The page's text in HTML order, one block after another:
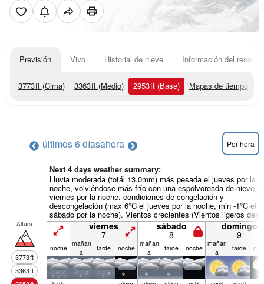
Previsión Vivo Historial de nieve Información del resort
3773ft (Cima) 3363ft (Medio) 2953ft (Base) Mapas de tiempo
últimos 6 díasahora Por hora
Next 4 days weather summary:
Lluvia moderada (totál 13.0mm) más pesada el jueves por la
noche, volviéndose más frío con una espolvoreada de nieve el
viernes por la noche. condiciones de congelación y
descongelación (max 6°C el jueves por la noche, min -1°C el
sábado por la noche). Vientos crecientes (Vientos ligeros
el ESE el jueves por la noche, vientos frescos desde el NE
la mañana de sábado).
Altura
3773ft
3363ft
viernes
7
sábado
8
domingo
9
noche mañan
a
tarde noche mañan
a
tarde noche mañan
a
tarde